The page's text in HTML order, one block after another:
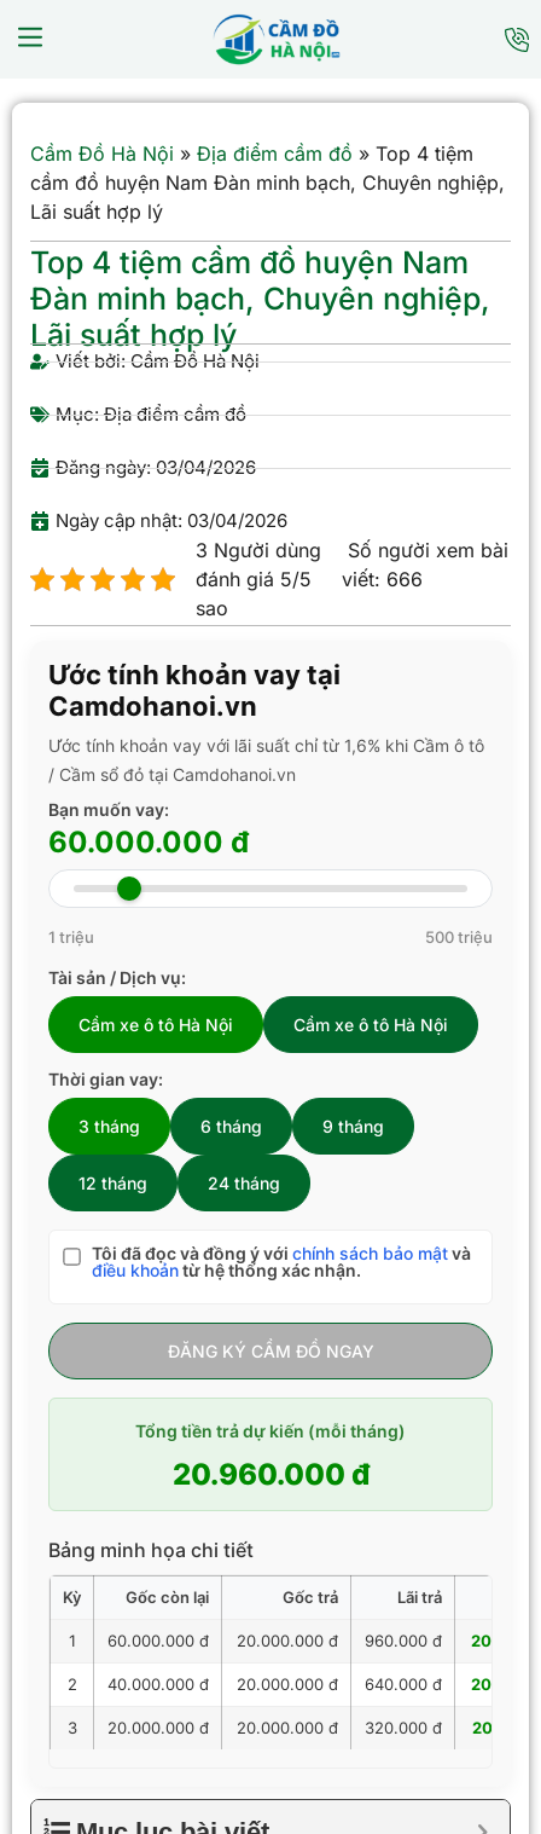
Cầm Đồ Hà Nội » Địa điểm cầm đồ » Top 4 tiệm
cầm đồ huyện Nam Đàn minh bạch, Chuyên nghiệp,
Lãi suất hợp lý
Top 4 tiệm cầm đồ huyện Nam
Đàn minh bạch, Chuyên nghiệp,
Lãi suất hợp lý
Viết bởi:Cầm Đồ Hà Nội
Mục: Địa điểm cầm đồ
Đăng ngày: 03/04/2026
Ngày cập nhật: 03/04/2026
3 Người dùng
đánh giá 5/5
sao
Số người xem bài
viết: 666
Ước tính khoản vay tại
Camdohanoi.vn
Ước tính khoản vay với lãi suất chỉ từ 1,6% khi Cầm ô tô
/ Cầm sổ đỏ tại Camdohanoi.vn
Bạn muốn vay:
60.000.000 đ
1 triệu 500 triệu
Tài sản / Dịch vụ:
Cầm xe ô tô Hà Nội Cầm xe ô tô Hà Nội
Thời gian vay:
3 tháng 6 tháng 9 tháng
12 tháng 24 tháng
Tôi đã đọc và đồng ý với chính sách bảo mậtvà
điều khoảntừ hệ thống xác nhận.
ĐĂNG KÝ CẦM ĐỒ NGAY
Tổng tiền trả dự kiến (mỗi tháng)
20.960.000 đ
Bảng minh họa chi tiết
Kỳ Gốc còn lại Gốc trả Lãi trả
1 60.000.000 đ 20.000.000 đ 960.000 đ
2 40.000.000 đ 20.000.000 đ 640.000 đ
3 20.000.000 đ 20.000.000 đ 320.000 đ